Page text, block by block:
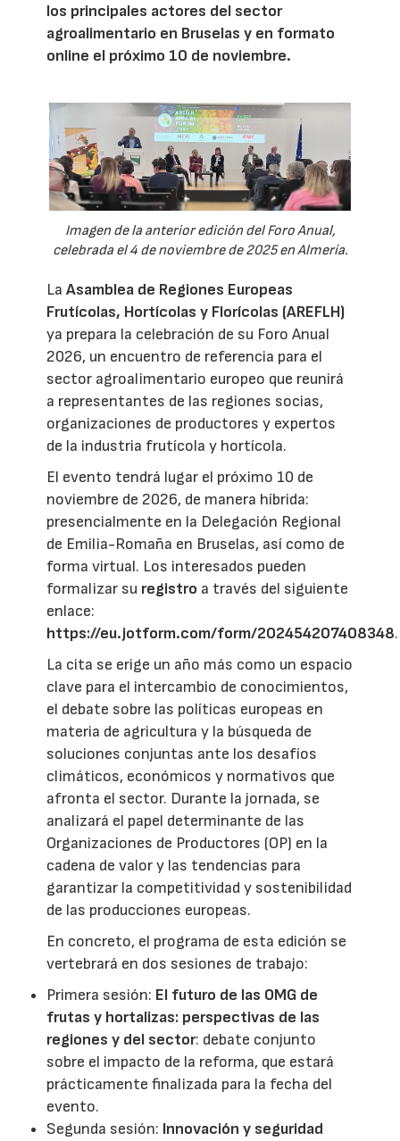
los principales actores del sector
agroalimentario en Bruselas y en formato
online el próximo 10 de noviembre.
Imagen de la anterior edición del Foro Anual,
celebrada el 4 de noviembre de 2025 en Almería.
LaAsamblea de Regiones Europeas
Frutícolas, Hortícolas y Florícolas (AREFLH)
ya prepara la celebración de su Foro Anual
2026, un encuentro de referencia para el
sector agroalimentario europeo que reunirá
a representantes de las regiones socias,
organizaciones de productores y expertos
de la industria frutícola y hortícola.
El evento tendrá lugar el próximo 10 de
noviembre de 2026, de manera híbrida:
presencialmente en la Delegación Regional
de Emilia-Romaña en Bruselas, así como de
forma virtual. Los interesados pueden
formalizar su registro a través del siguiente
enlace:
https://eu.jotform.com/form/202454207408348.
La cita se erige un año más como un espacio
clave para el intercambio de conocimientos,
el debate sobre las políticas europeas en
materia de agricultura y la búsqueda de
soluciones conjuntas ante los desafíos
climáticos, económicos y normativos que
afronta el sector. Durante la jornada, se
analizará el papel determinante de las
Organizaciones de Productores (OP) en la
cadena de valor y las tendencias para
garantizar la competitividad y sostenibilidad
de las producciones europeas.
En concreto, el programa de esta edición se
vertebrará en dos sesiones de trabajo:
Primera sesión: El futuro de las OMG de
frutas y hortalizas: perspectivas de las
regiones y del sector: debate conjunto
sobre el impacto de la reforma, que estará
prácticamente finalizada para la fecha del
evento.
Segunda sesión: Innovación y seguridad